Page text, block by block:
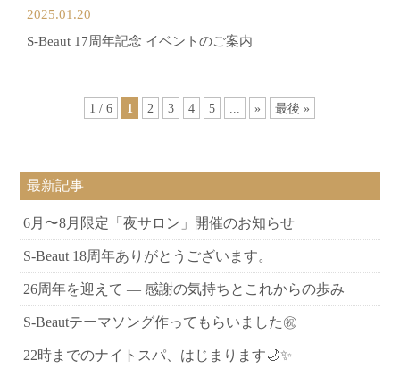
2025.01.20
S-Beaut 17周年記念 イベントのご案内
1 / 6 1 2 3 4 5 » 最後 »
最新記事
6月〜8月限定「夜サロン」開催のお知らせ
S-Beaut 18周年ありがとうございます。
26周年を迎えて ― 感謝の気持ちとこれからの歩み
S-Beautテーマソング作ってもらいました㊗
22時までのナイトスパ、はじまります🌙✨